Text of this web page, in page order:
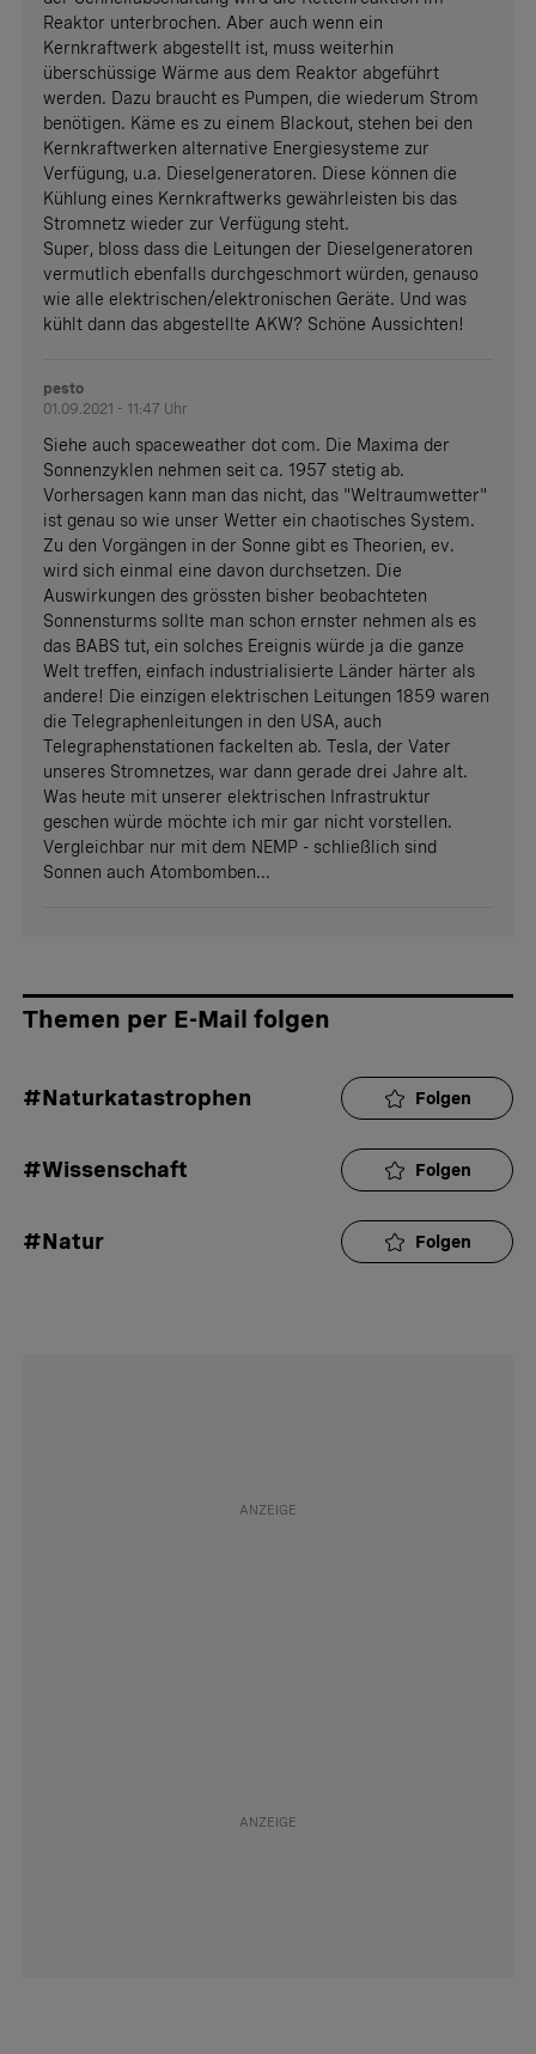
Reaktor unterbrochen. Aber auch wenn ein
Kernkraftwerk abgestellt ist, muss weiterhin
überschüssige Wärme aus dem Reaktor abgeführt
werden. Dazu braucht es Pumpen, die wiederum Strom
benötigen. Käme es zu einem Blackout, stehen bei den
Kernkraftwerken alternative Energiesysteme zur
Verfügung, u.a. Dieselgeneratoren. Diese können die
Kühlung eines Kernkraftwerks gewährleisten bis das
Stromnetz wieder zur Verfügung steht.
Super, bloss dass die Leitungen der Dieselgeneratoren
vermutlich ebenfalls durchgeschmort würden, genauso
wie alle elektrischen/elektronischen Geräte. Und was
kühlt dann das abgestellte AKW? Schöne Aussichten!
pesto
01.09.2021 - 11:47 Uhr
Siehe auch spaceweather dot com. Die Maxima der
Sonnenzyklen nehmen seit ca. 1957 stetig ab.
Vorhersagen kann man das nicht, das "Weltraumwetter"
ist genau so wie unser Wetter ein chaotisches System.
Zu den Vorgängen in der Sonne gibt es Theorien, ev.
wird sich einmal eine davon durchsetzen. Die
Auswirkungen des grössten bisher beobachteten
Sonnensturms sollte man schon ernster nehmen als es
das BABS tut, ein solches Ereignis würde ja die ganze
Welt treffen, einfach industrialisierte Länder härter als
andere! Die einzigen elektrischen Leitungen 1859 waren
die Telegraphenleitungen in den USA, auch
Telegraphenstationen fackelten ab. Tesla, der Vater
unseres Stromnetzes, war dann gerade drei Jahre alt.
Was heute mit unserer elektrischen Infrastruktur
geschen würde möchte ich mir gar nicht vorstellen.
Vergleichbar nur mit dem NEMP - schließlich sind
Sonnen auch Atombomben...
Themen per E-Mail folgen
#Naturkatastrophen Folgen
#Wissenschaft Folgen
#Natur Folgen